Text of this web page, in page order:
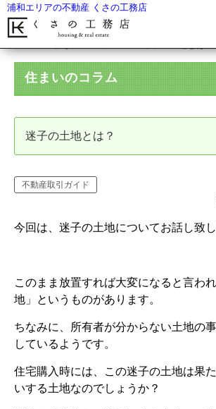
浦和エリアの不動産 くさの工務店
住まいのコラム
迷子の土地とは？
不動産取引ガイド
今回は、迷子の土地についてお話し致し
このまま放置すれば大変になると言わ
地」というものがあります。
ちなみに、所有者が分からない土地の
しているようです。
住宅購入時には、この迷子の土地は果
いする土地なのでしょうか？